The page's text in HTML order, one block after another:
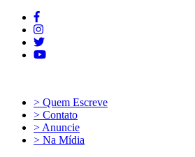
> Quem Escreve
> Contato
> Anuncie
> Na Mídia